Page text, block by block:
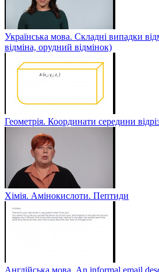
Українська мова. Складні випадки
відміна, орудний відмінок)
Геометрія. Координати середини
Хімія. Амінокислоти. Пептиди
Англійська мова. An informal email